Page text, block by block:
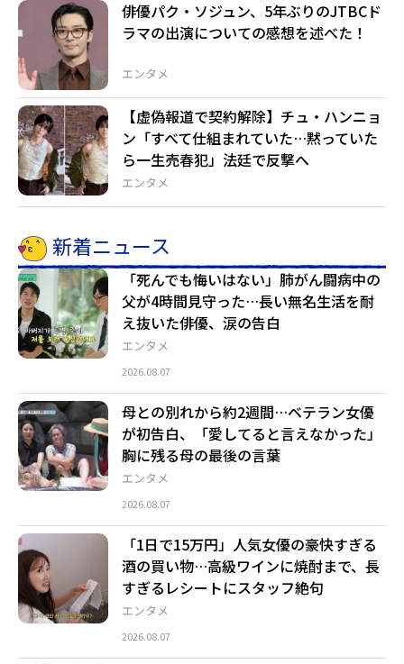
エンタメ
俳優パク・ソジュン、5年ぶりのJTBCド
ラマの出演についての感想を述べた！
エンタメ
【虚偽報道で契約解除】チュ・ハンニョ
ン「すべて仕組まれていた…黙っていた
ら一生売春犯」法廷で反撃へ
新着ニュース
エンタメ
「死んでも悔いはない」肺がん闘病中の
父が4時間見守った…長い無名生活を耐
え抜いた俳優、涙の告白
2026.08.07
エンタメ
母との別れから約2週間…ベテラン女優
が初告白、「愛してると言えなかった」
胸に残る母の最後の言葉
2026.08.07
エンタメ
「1日で15万円」人気女優の豪快すぎる
酒の買い物…高級ワインに焼酎まで、長
すぎるレシートにスタッフ絶句
2026.08.07